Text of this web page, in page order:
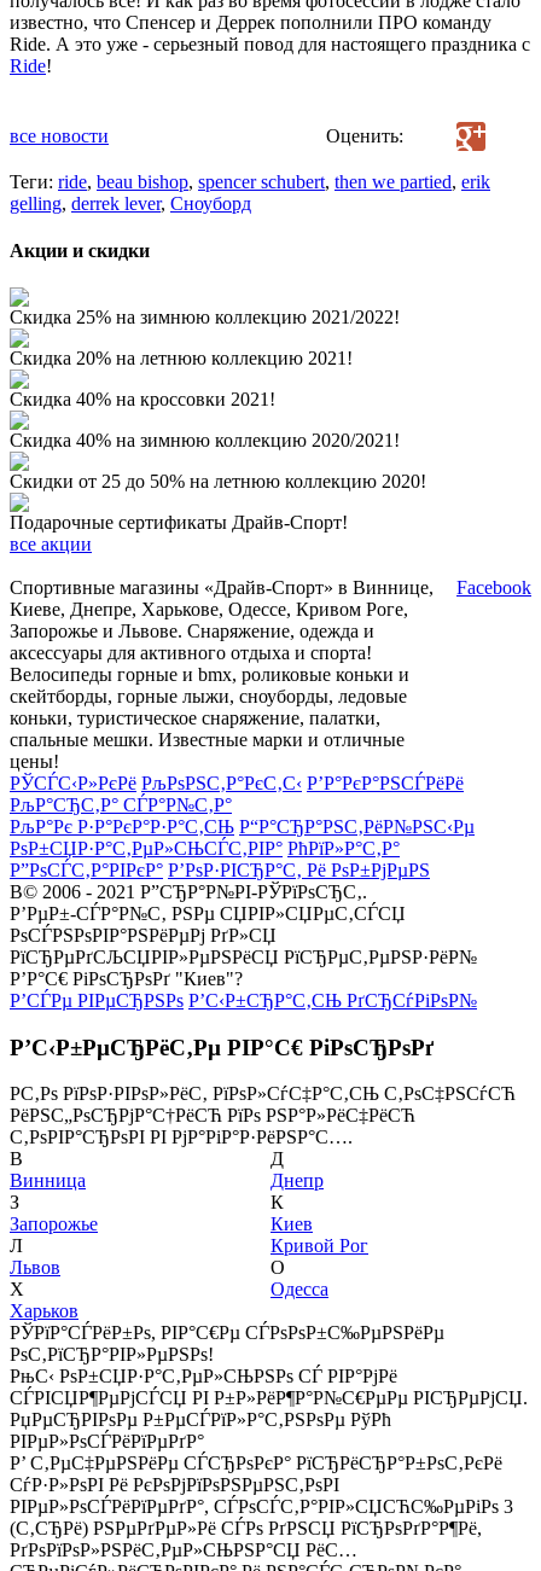
известно, что Спенсер и Деррек пополнили ПРО команду
Ride. А это уже - серьезный повод для настоящего праздника с
Ride!
все новости Оценить:
Теги: ride, beau bishop, spencer schubert, then we partied, erik
gelling, derrek lever, Сноуборд
Акции и скидки
Скидка 25% на зимнюю коллекцию 2021/2022!
Скидка 20% на летнюю коллекцию 2021!
Скидка 40% на кроссовки 2021!
Скидка 40% на зимнюю коллекцию 2020/2021!
Скидки от 25 до 50% на летнюю коллекцию 2020!
Подарочные сертификаты Драйв-Спорт!
все акции
Спортивные магазины «Драйв-Спорт» в Виннице,
Киеве, Днепре, Харькове, Одессе, Кривом Роге,
Запорожье и Львове. Снаряжение, одежда и
аксессуары для активного отдыха и спорта!
Велосипеды горные и bmx, роликовые коньки и
скейтборды, горные лыжи, сноуборды, ледовые
коньки, туристическое снаряжение, палатки,
спальные мешки. Известные марки и отличные
цены!
Facebook
РЎСЃС‹Р»РєРё РљРѕРЅС‚Р°РєС‚С‹ Р’Р°РєР°РЅСЃРёРё
РљР°СЂС‚Р° СЃР°Р№С‚Р°
РљР°Рє Р·Р°РєР°Р·Р°С‚СЊ Р“Р°СЂР°РЅС‚РёР№РЅС‹Рµ
РѕР±СЏР·Р°С‚РµР»СЊСЃС‚РІР° РћРїР»Р°С‚Р°
Р”РѕСЃС‚Р°РІРєР° Р’РѕР·РІСЂР°С‚ Рё РѕР±РјРµРЅ
В© 2006 - 2021 Р”СЂР°Р№РІ-РЎРїРѕСЂС‚.
Р’РµР±-СЃР°Р№С‚ РЅРµ СЏРІР»СЏРµС‚СЃСЏ
РѕСЃРЅРѕРІР°РЅРёРµРј РґР»СЏ
РїСЂРµРґСЉСЏРІР»РµРЅРёСЏ РїСЂРµС‚РµРЅР·РёР№
Р’Р°С€ РіРѕСЂРѕРґ "Киев"?
Р’СЃРµ РІРµСЂРЅРѕ Р’С‹Р±СЂР°С‚СЊ РґСЂСѓРіРѕР№
Р’С‹Р±РµСЂРёС‚Рµ РІР°С€ РіРѕСЂРѕРґ
Р­С‚Рѕ РїРѕР·РІРѕР»РёС‚ РїРѕР»СѓС‡Р°С‚СЊ С‚РѕС‡РЅСѓСЋ
РёРЅС„РѕСЂРјР°С†РёСЋ РїРѕ РЅР°Р»РёС‡РёСЋ
С‚РѕРІР°СЂРѕРІ РІ РјР°РіР°Р·РёРЅР°С….
В
Винница
З
Запорожье
Л
Львов
Х
Харьков
Д
Днепр
К
Киев
Кривой Рог
О
Одесса
РЎРїР°СЃРёР±Рѕ, РІР°С€Рµ СЃРѕРѕР±С‰РµРЅРёРµ
РѕС‚РїСЂР°РІР»РµРЅРѕ!
РњС‹ РѕР±СЏР·Р°С‚РµР»СЊРЅРѕ СЃ РІР°РјРё
СЃРІСЏР¶РµРјСЃСЏ РІ Р±Р»РёР¶Р°Р№С€РµРµ РІСЂРµРјСЏ.
РџРµСЂРІРѕРµ Р±РµСЃРїР»Р°С‚РЅРѕРµ РўРћ
РІРµР»РѕСЃРёРїРµРґР°
Р’ С‚РµС‡РµРЅРёРµ СЃСЂРѕРєР° РїСЂРёСЂР°Р±РѕС‚РєРё
СѓР·Р»РѕРІ Рё РєРѕРјРїРѕРЅРµРЅС‚РѕРІ
РІРµР»РѕСЃРёРїРµРґР°, СЃРѕСЃС‚Р°РІР»СЏСЋС‰РµРіРѕ 3
(С‚СЂРё) РЅРµРґРµР»Рё СЃРѕ РґРЅСЏ РїСЂРѕРґР°Р¶Рё,
РґРѕРїРѕР»РЅРёС‚РµР»СЊРЅР°СЏ РёС…